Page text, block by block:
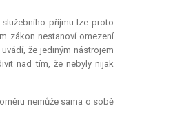
služebního příjmu lze proto
zákon nestanoví omezení
že jediným nástrojem
nad tím, že nebyly nijak
nemůže sama o sobě